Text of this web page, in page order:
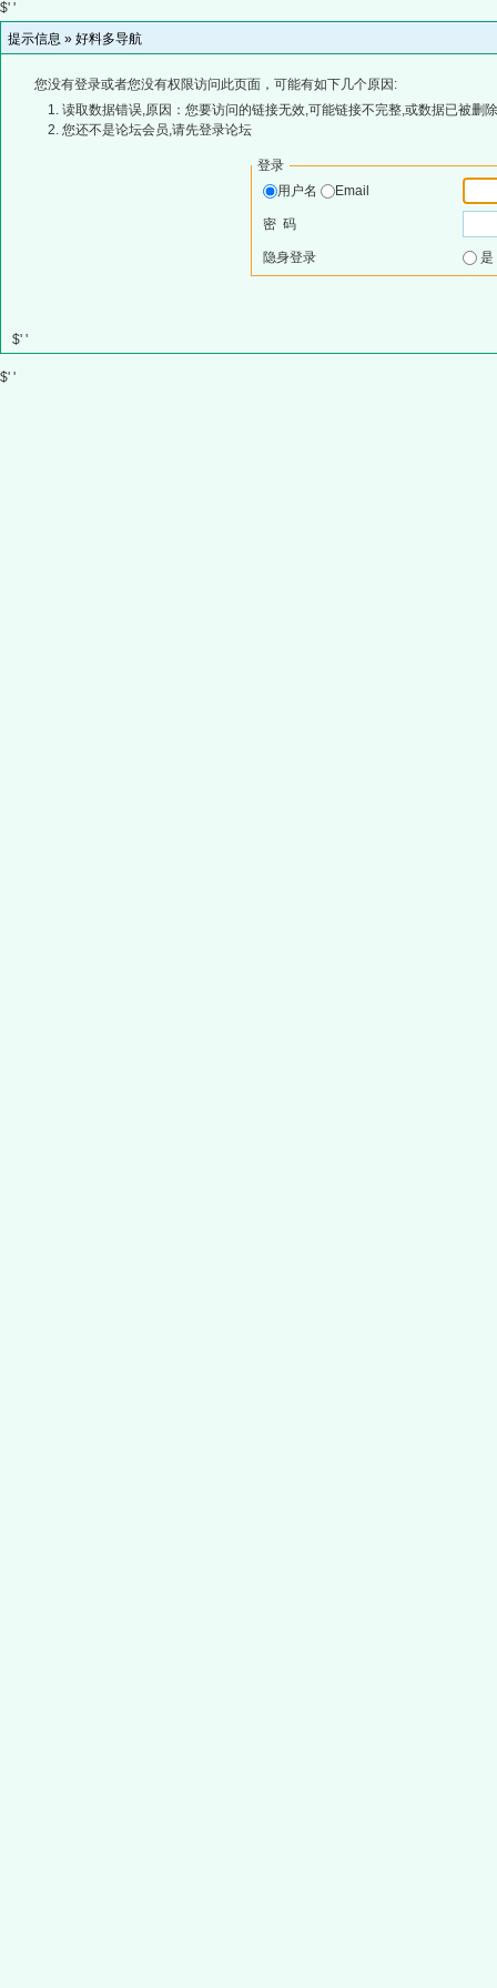
$' '
提示信息 » 好料多导航
您没有登录或者您没有权限访问此页面，可能有如下几个原因:
读取数据错误,原因：您要访问的链接无效,可能链接不完整,或数据已被删
您还不是论坛会员,请先登录论坛
登录
用户名
Email
密 码
隐身登录
$' '
$' '